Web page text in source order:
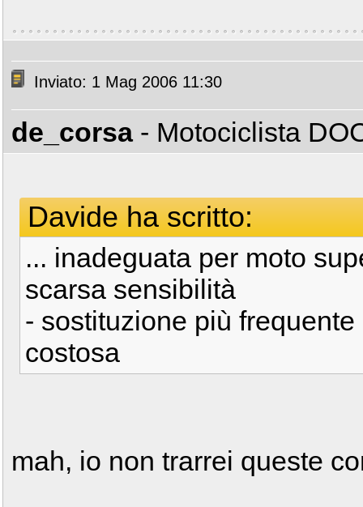
Inviato: 1 Mag 2006 11:30
de_corsa - Motociclista
Davide ha scritto:
... inadeguata per moto
scarsa sensibilità
- sostituzione più
costosa
mah, io non trarrei queste